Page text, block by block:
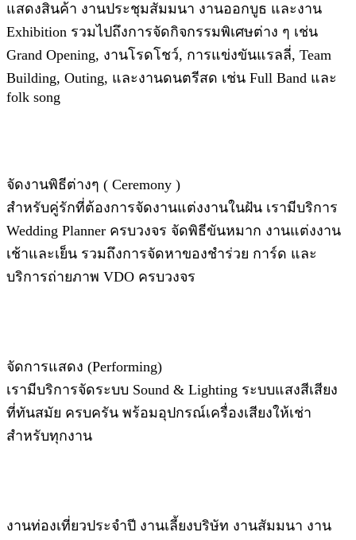
แสดงสินค้า งานประชุมสัมมนา งานออกบูธ และงาน
Exhibition รวมไปถึงการจัดกิจกรรมพิเศษต่าง ๆ เช่น
Grand Opening, งานโรดโชว์, การแข่งขันแรลลี่, Team
Building, Outing, และงานดนตรีสด เช่น Full Band และ
folk song
จัดงานพิธีต่างๆ ( Ceremony )
สำหรับคู่รักที่ต้องการจัดงานแต่งงานในฝัน เรามีบริการ
Wedding Planner ครบวงจร จัดพิธีขันหมาก งานแต่งงาน
เช้าและเย็น รวมถึงการจัดหาของชำร่วย การ์ด และ
บริการถ่ายภาพ VDO ครบวงจร
จัดการแสดง (Performing)
เรามีบริการจัดระบบ Sound & Lighting ระบบแสงสีเสียง
ที่ทันสมัย ครบครัน พร้อมอุปกรณ์เครื่องเสียงให้เช่า
สำหรับทุกงาน
งานท่องเที่ยวประจำปี งานเลี้ยงบริษัท งานสัมมนา งาน